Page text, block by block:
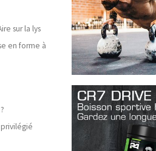
sur la lys
en forme à